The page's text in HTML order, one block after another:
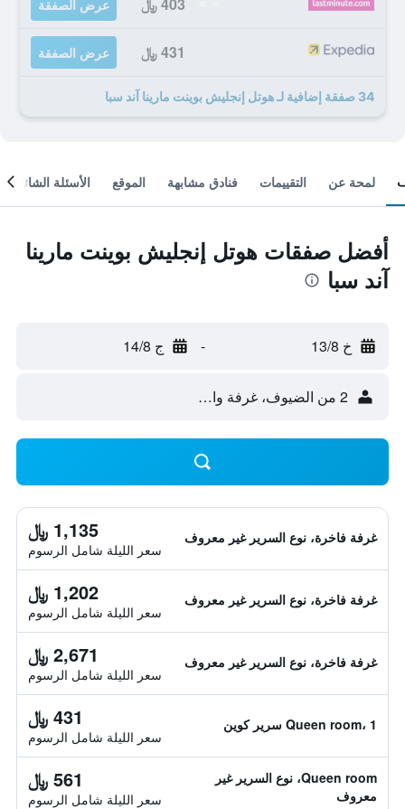
عرض الصفقة
431 ﷼ عرض الصفقة
34 صفقة إضافية لـ هوتل إنجليش بوينت مارينا آند سبا
لمحة عن التقييمات فنادق مشابهة الموقع الأسئلة الشائعة
أفضل صفقات هوتل إنجليش بوينت مارينا
آند سبا
خ 13/8 - ج 14/8
2 من الضيوف، غرفة واحدة
غرفة فاخرة، نوع السرير غير معروف 1,135 ﷼
سعر الليلة شامل الرسوم
غرفة فاخرة، نوع السرير غير معروف 1,202 ﷼
سعر الليلة شامل الرسوم
غرفة فاخرة، نوع السرير غير معروف 2,671 ﷼
سعر الليلة شامل الرسوم
Queen room، 1 سرير كوين 431 ﷼
سعر الليلة شامل الرسوم
Queen room، نوع السرير غير
معروف
561 ﷼
سعر الليلة شامل الرسوم